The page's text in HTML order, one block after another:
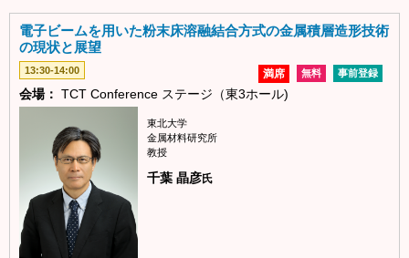
電子ビームを用いた粉末床溶融結合方式の金属積層造形技術
の現状と展望
13:30-14:00 事前登録
無料
満席
会場： TCT Conference ステージ（東3ホール)
東北大学
金属材料研究所
教授
千葉 晶彦氏